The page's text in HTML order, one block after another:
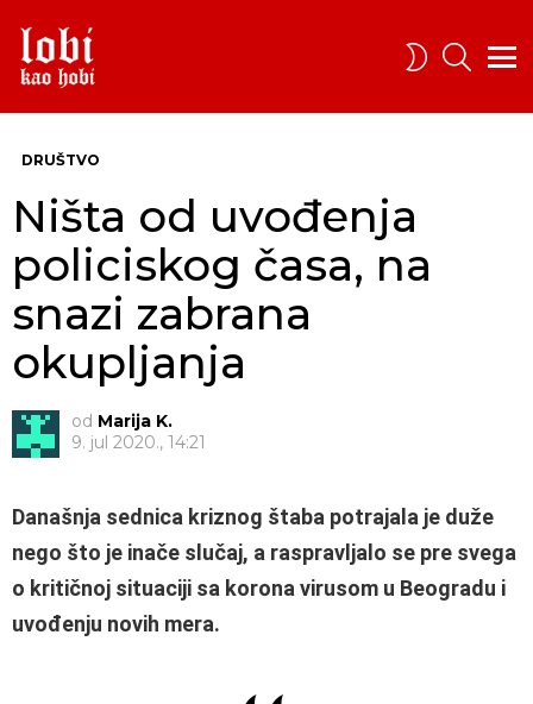
SWITCH
SKIN
DRUŠTVO
Ništa od uvođenja
policiskog časa, na
snazi zabrana
okupljanja
od Marija K.
9. jul 2020., 14:21
Današnja sednica kriznog štaba potrajala je duže
nego što je inače slučaj, a raspravljalo se pre svega
o kritičnoj situaciji sa korona virusom u Beogradu i
uvođenju novih mera.